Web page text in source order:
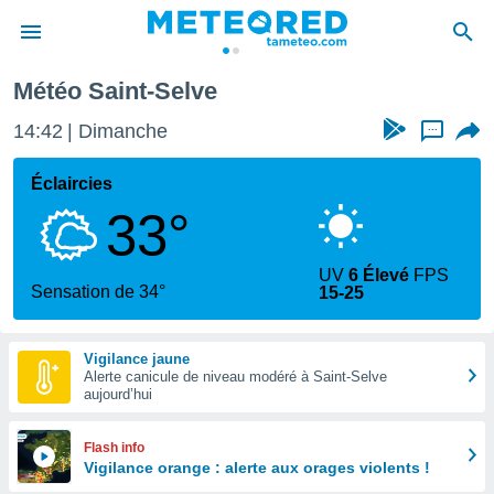
de
Météo Saint-Selve
14:42 Dimanche ...
Éclaircies
33°
Sensation de 34°
UV6 Élevé FPS
15-25
Vigilance jaune
Alerte canicule de niveau modéré à Saint-Selve
aujourd’hui
Flash info
Vigilance orange : alerte aux orages violents !